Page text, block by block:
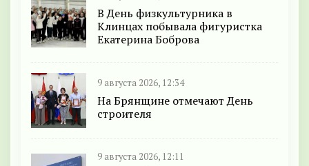
В День физкультурника в
Клинцах побывала фигуристка
Екатерина Боброва
9 августа 2026, 12:34
На Брянщине отмечают День
строителя
9 августа 2026, 12:11